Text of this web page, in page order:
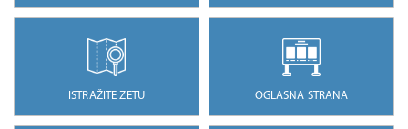
ISTRAŽITE ZETU OGLASNA STRANA